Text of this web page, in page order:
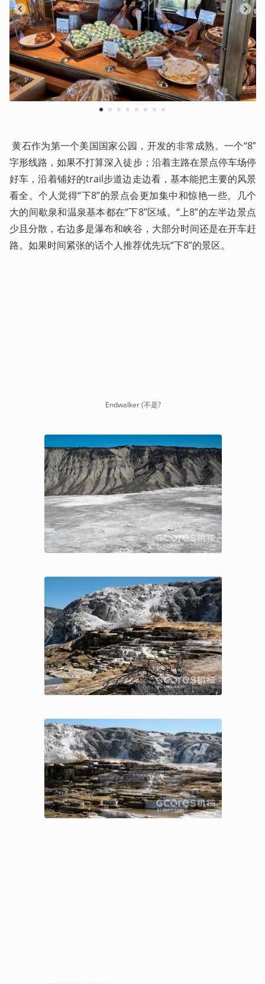
1 2 3 4 5 6 7 8
黄石作为第一个美国国家公园，开发的非常成熟。一个“8”
字形线路，如果不打算深入徒步；沿着主路在景点停车场停
好车，沿着铺好的trail步道边走边看，基本能把主要的风景
看全。个人觉得“下8”的景点会更加集中和惊艳一些。几个
大的间歇泉和温泉基本都在“下8”区域。“上8”的左半边景点
少且分散，右边多是瀑布和峡谷，大部分时间还是在开车赶
路。如果时间紧张的话个人推荐优先玩“下8”的景区。
Endwalker (不是?